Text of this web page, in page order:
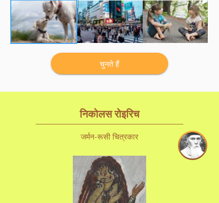
चुनते हैं
निकोलस रोइरिच
जर्मन-रूसी चित्रकार